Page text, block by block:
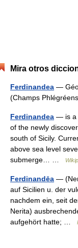
Mira otros
Ferdinandea —
(Champs
Ferdinandea — is a
of the newly
south of Sicily.
above sea level
submerge… …
Ferdinandēa —
auf Sicilien u. der
nachdem ein, seit
Nerita)
aufgehört hatte; …